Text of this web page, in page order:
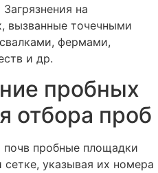
на
вызванные точечными
фермами,
и др.
пробных
отбора проб
почв пробные площадки
указывая их номера